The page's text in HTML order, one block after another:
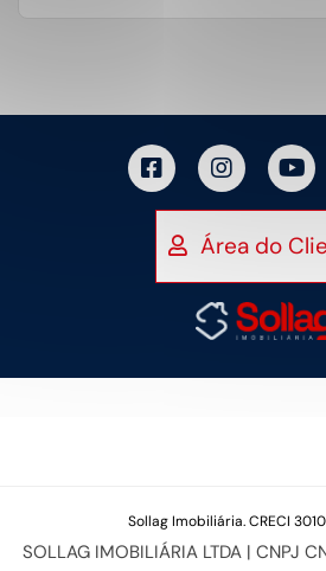
Área do
Sollag Imobiliária. CRECI
SOLLAG IMOBILIÁRIA LTDA | CNPJ